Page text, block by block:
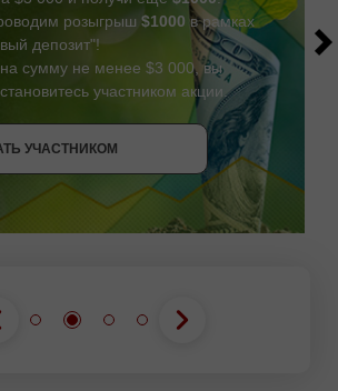
УЧАСТНИКОМ
розыгрыш $1000 в рамках
депозит"!
сумму не менее $3 000, вы
участником акции.
УЧАСТНИКОМ
БОНУС